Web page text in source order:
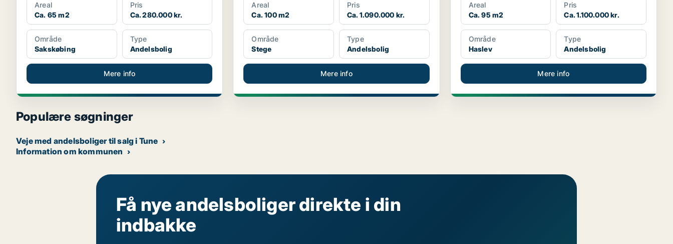
Areal
Ca. 65 m2
Pris
Ca. 280.000 kr.
Område
Sakskøbing
Type
Andelsbolig
Mere info
Areal
Ca. 100 m2
Pris
Ca. 1.090.000 kr.
Område
Stege
Type
Andelsbolig
Mere info
Areal
Ca. 95 m2
Pris
Ca. 1.100.000 kr.
Område
Haslev
Type
Andelsbolig
Mere info
Populære søgninger
Veje med andelsboliger til salg i Tune
Information om kommunen
Få nye andelsboliger direkte i din
indbakke